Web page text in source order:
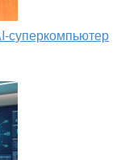
суперкомпьютер